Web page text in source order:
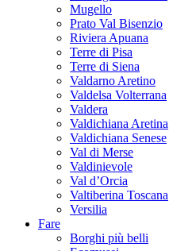
Mugello
Prato Val Bisenzio
Riviera Apuana
Terre di Pisa
Terre di Siena
Valdarno Aretino
Valdelsa Volterrana
Valdera
Valdichiana Aretina
Valdichiana Senese
Val di Merse
Valdinievole
Val d’Orcia
Valtiberina Toscana
Versilia
Fare
Borghi più belli